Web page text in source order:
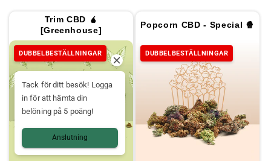
Trim CBD 🧉
[Greenhouse]
DUBBELBESTÄLLNINGAR
Popcorn CBD - Special 🍿
DUBBELBESTÄLLNINGAR
Tack för ditt besök! Logga
in för att hämta din
belöning på 5 poäng!
Anslutning